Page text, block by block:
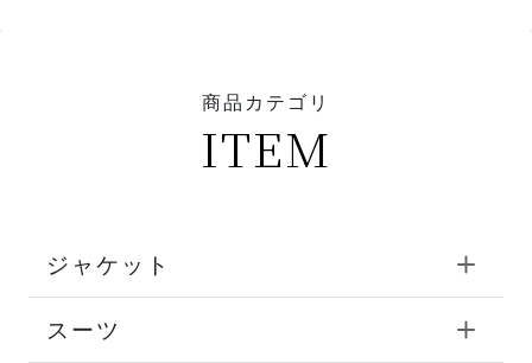
商品カテゴリ
ITEM
ジャケット
スーツ